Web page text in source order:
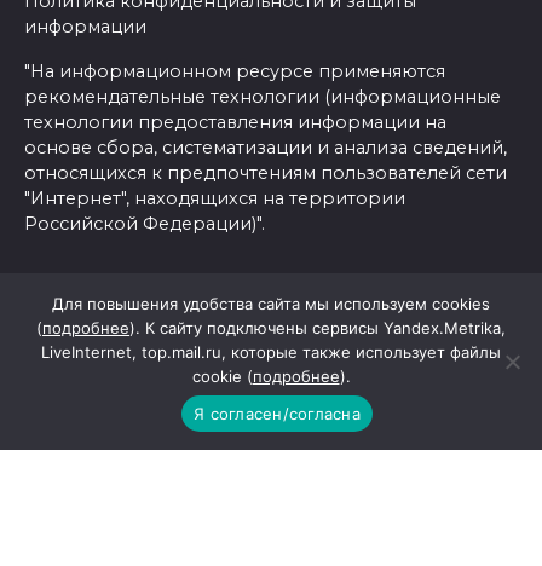
информации
"На информационном ресурсе применяются
рекомендательные технологии (информационные
технологии предоставления информации на
основе сбора, систематизации и анализа сведений,
относящихся к предпочтениям пользователей сети
"Интернет", находящихся на территории
Российской Федерации)".
Согласие на обработку персональных данных с
помощью сервисов Yandex.Metrika, LiveInternet,
top.mail.ru
Политика конфиденциальности и защиты
Для повышения удобства сайта мы используем cookies
(подробнее). К сайту подключены сервисы Yandex.Metrika,
LiveInternet, top.mail.ru, которые также использует файлы
cookie (подробнее).
Я согласен/согласна